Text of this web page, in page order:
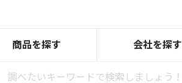
商品を探す 会社を探す